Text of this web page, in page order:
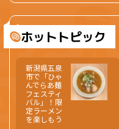
ホットトピック
新潟県五泉
市で「ひゃ
んでらあ麺
フェスティ
バル」！限
定ラーメン
を楽しもう